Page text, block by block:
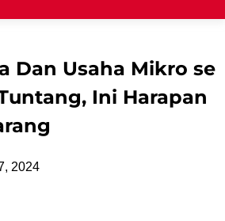
Dan Usaha Mikro se
Ini Harapan
2024